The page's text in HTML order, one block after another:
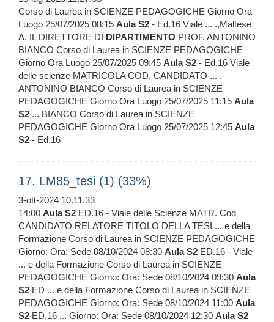
Corso di Laurea in SCIENZE PEDAGOGICHE Giorno Ora
Luogo 25/07/2025 08:15 Aula S2 - Ed.16 Viale ... .,Maltese
A. IL DIRETTORE DI DIPARTIMENTO PROF. ANTONINO
BIANCO Corso di Laurea in SCIENZE PEDAGOGICHE
Giorno Ora Luogo 25/07/2025 09:45 Aula S2 - Ed.16 Viale
delle scienze MATRICOLA COD. CANDIDATO ... .
ANTONINO BIANCO Corso di Laurea in SCIENZE
PEDAGOGICHE Giorno Ora Luogo 25/07/2025 11:15 Aula
S2 ... BIANCO Corso di Laurea in SCIENZE
PEDAGOGICHE Giorno Ora Luogo 25/07/2025 12:45 Aula
S2 - Ed.16
17. LM85_tesi (1) (33%)
3-ott-2024 10.11.33
14:00 Aula S2 ED.16 - Viale delle Scienze MATR. Cod
CANDIDATO RELATORE TITOLO DELLA TESI ... e della
Formazione Corso di Laurea in SCIENZE PEDAGOGICHE
Giorno: Ora: Sede 08/10/2024 08:30 Aula S2 ED.16 - Viale
... e della Formazione Corso di Laurea in SCIENZE
PEDAGOGICHE Giorno: Ora: Sede 08/10/2024 09:30 Aula
S2 ED ... e della Formazione Corso di Laurea in SCIENZE
PEDAGOGICHE Giorno: Ora: Sede 08/10/2024 11:00 Aula
S2 ED.16 ... Giorno: Ora: Sede 08/10/2024 12:30 Aula S2